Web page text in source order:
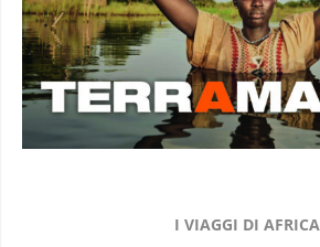
I VIAGGI DI AFRICA